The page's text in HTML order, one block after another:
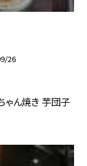
26
ゃん焼き 芋団子